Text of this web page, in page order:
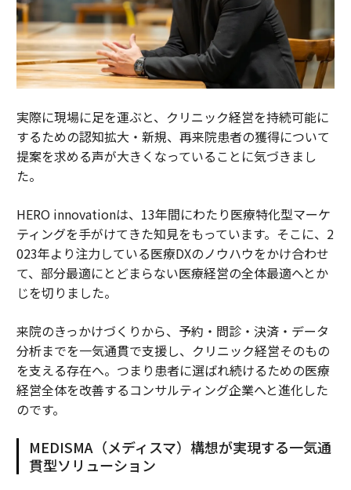
実際に現場に足を運ぶと、クリニック経営を持続可能に
するための認知拡大・新規、再来院患者の獲得について
提案を求める声が大きくなっていることに気づきまし
た。
HERO innovationは、13年間にわたり医療特化型マーケ
ティングを手がけてきた知見をもっています。そこに、2
023年より注力している医療DXのノウハウをかけ合わせ
て、部分最適にとどまらない医療経営の全体最適へとか
じを切りました。
来院のきっかけづくりから、予約・問診・決済・データ
分析までを一気通貫で支援し、クリニック経営そのもの
を支える存在へ。つまり患者に選ばれ続けるための医療
経営全体を改善するコンサルティング企業へと進化した
のです。
MEDISMA（メディスマ）構想が実現する一気通
貫型ソリューション